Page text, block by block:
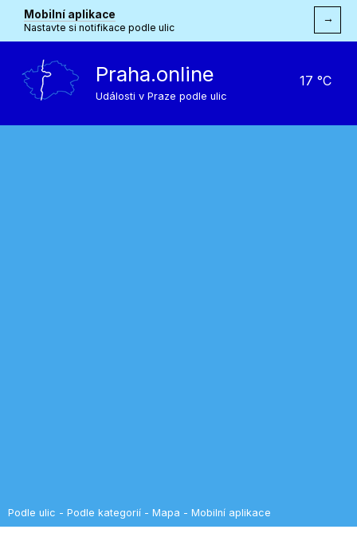
Mobilní aplikace
Nastavte si notifikace podle ulic
→
Praha.online
Události v Praze podle ulic
17 °C
Podle ulic - Podle kategorií - Mapa - Mobilní aplikace